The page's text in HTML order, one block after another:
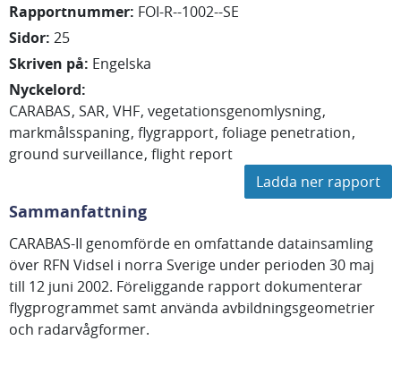
Rapportnummer: FOI-R--1002--SE
Sidor: 25
Skriven på: Engelska
Nyckelord:
CARABAS SAR VHF vegetationsgenomlysning
markmålsspaning flygrapport foliage penetration
ground surveillance flight report
Ladda ner rapport
Sammanfattning
CARABAS-II genomförde en omfattande datainsamling
över RFN Vidsel i norra Sverige under perioden 30 maj
till 12 juni 2002. Föreliggande rapport dokumenterar
flygprogrammet samt använda avbildningsgeometrier
och radarvågformer.